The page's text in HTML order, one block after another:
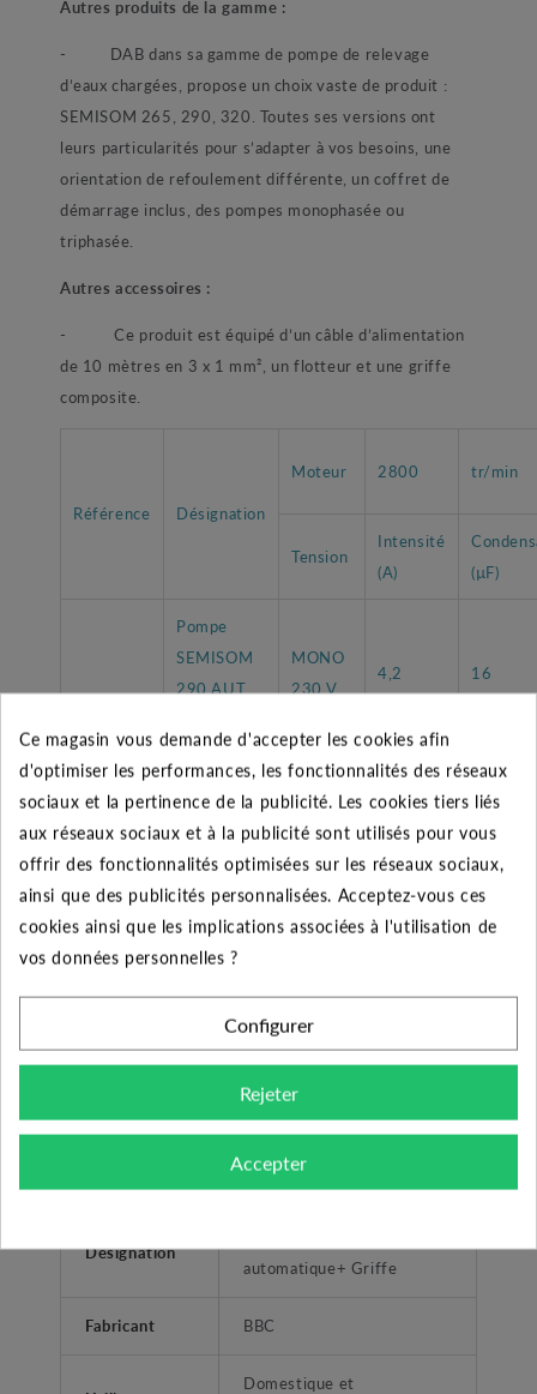
Autres produits de la gamme :
-
DAB dans sa gamme de pompe de relevage
d’eaux chargées, propose un choix vaste de produit :
SEMISOM 265, 290, 320. Toutes ses versions ont
leurs particularités pour s’adapter à vos besoins, une
orientation de refoulement différente, un coffret de
démarrage inclus, des pompes monophasée ou
triphasée.
Autres accessoires :
-
Ce produit est équipé d’un câble d’alimentation
de 10 mètres en 3 x 1 mm², un flotteur et une griffe
composite.
Référence Désignation
Moteur 2800 tr/min
Tension
Intensité
(A)
(µF)
Pompe
SEMISOM
290 AUT
MONO
230 V
4,2 16
Tableau des performances
Débit
(m3/h)
0 1,8 6 9 12 15 18
Pression
HMT
CARACTÉRISTIQUES GÉNÉRALES
flotteur, griffe PP
Désignation
automatique+ Griffe
Fabricant BBC
Domestique et
Ce magasin vous demande d'accepter les cookies afin
d'optimiser les performances, les fonctionnalités des réseaux
sociaux et la pertinence de la publicité. Les cookies tiers liés
aux réseaux sociaux et à la publicité sont utilisés pour vous
offrir des fonctionnalités optimisées sur les réseaux sociaux,
ainsi que des publicités personnalisées. Acceptez-vous ces
cookies ainsi que les implications associées à l'utilisation de
vos données personnelles ?
Configurer
Rejeter
Accepter